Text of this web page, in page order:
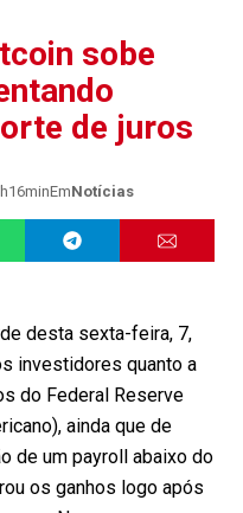
sobe
de juros
EmNotícias
desta sexta-feira, 7,
investidores quanto a
do Federal Reserve
ainda que de
de um payroll abaixo do
os ganhos logo após